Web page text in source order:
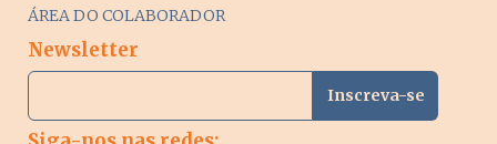
ÁREA DO COLABORADOR
Newsletter